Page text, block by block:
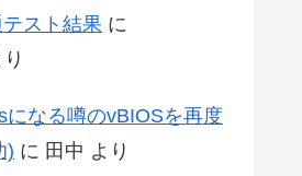
スト結果 に
になる噂のvBIOSを再度
) に 田中 より